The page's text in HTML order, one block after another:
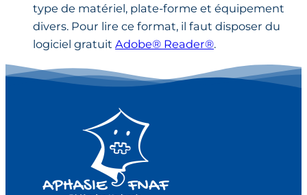
type de matériel, plate-forme et équipement
divers. Pour lire ce format, il faut disposer du
logiciel gratuit Adobe® Reader®.